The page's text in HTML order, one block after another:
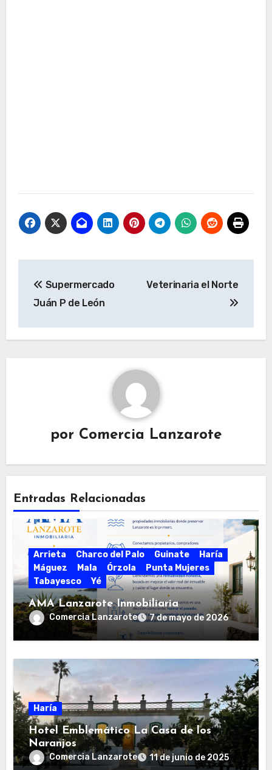
de
Supermercado
Juán P de León
Veterinaria el Norte
por Comercia Lanzarote
Entradas Relacionadas
Arrieta Charco del Palo Guinate
Haría
Máguez
Mala Órzola
Punta Mujeres
Tabayesco
Yé
AMA Lanzarote Inmobiliaria
Comercia Lanzarote 7 de mayo de 2026
Haría
Hotel Emblemático La Casa de los
Naranjos
Comercia Lanzarote 11 de junio de 2025